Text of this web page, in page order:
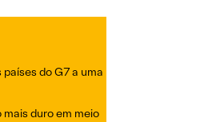
do G7 a uma
duro em meio